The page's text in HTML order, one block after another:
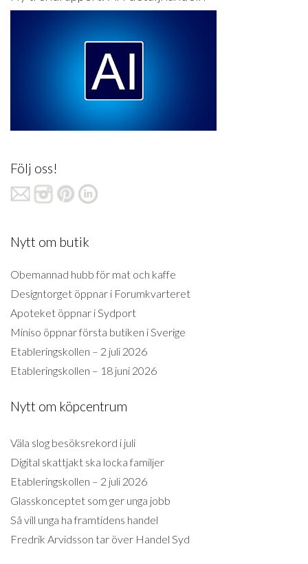
Följ oss!
Nytt om butik
Obemannad hubb för mat och kaffe
Designtorget öppnar i Forumkvarteret
Apoteket öppnar i Sydport
Miniso öppnar första butiken i Sverige
Etableringskollen – 2 juli 2026
Etableringskollen – 18 juni 2026
Nytt om köpcentrum
Väla slog besöksrekord i juli
Digital skattjakt ska locka familjer
Etableringskollen – 2 juli 2026
Glasskonceptet som ger unga jobb
Så vill unga ha framtidens handel
Fredrik Arvidsson tar över Handel Syd